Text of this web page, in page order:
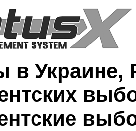
Украине,